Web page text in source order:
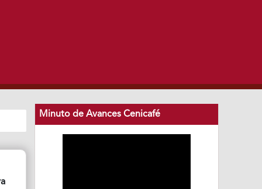
Minuto de Avances Cenicafé